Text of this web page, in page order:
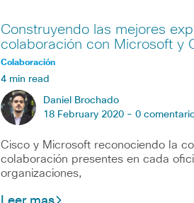
Construyendo las mejores
colaboración con Microsoft y
Colaboración
4 min read
Daniel Brochado
18 February 2020 - 0
Cisco y Microsoft reconociendo la
colaboración presentes en cada
organizaciones,